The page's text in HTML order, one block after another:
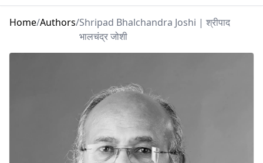
Home/Authors/Shripad Bhalchandra Joshi | श्रीपाद
भालचंद्र जोशी